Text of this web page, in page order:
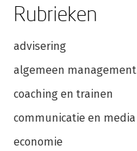
Rubrieken
advisering
algemeen management
coaching en trainen
communicatie en media
economie